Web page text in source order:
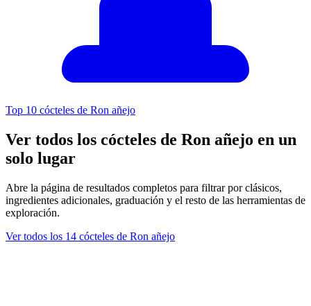
Top 10 cócteles de Ron añejo
Ver todos los cócteles de Ron añejo en un
solo lugar
Abre la página de resultados completos para filtrar por clásicos,
ingredientes adicionales, graduación y el resto de las herramientas de
exploración.
Ver todos los 14 cócteles de Ron añejo